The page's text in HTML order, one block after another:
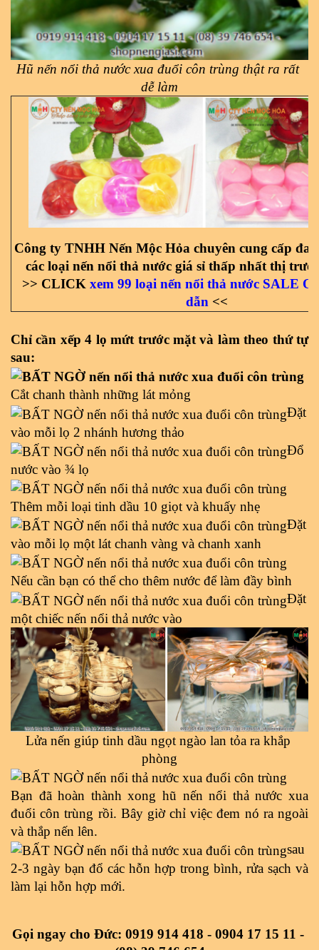
Hũ nến nổi thả nước xua đuổi côn trùng thật ra rất
dễ làm
Công ty TNHH Nến Mộc Hỏa chuyên cung cấp đa
các loại nến nổi thả nước giá sỉ thấp nhất thị
>> CLICK xem 99 loại nến nổi thả nước SALE
dẫn <<
Chỉ cần xếp 4 lọ mứt trước mặt và làm theo thứ tự
sau:
Cắt chanh thành những lát mỏng
Đặt
vào mỗi lọ 2 nhánh hương thảo
Đổ
nước vào ¾ lọ
Thêm mỗi loại tinh dầu 10 giọt và khuấy nhẹ
Đặt
vào mỗi lọ một lát chanh vàng và chanh xanh
Nếu cần bạn có thể cho thêm nước để làm đầy bình
Đặt
một chiếc nến nổi thả nước vào
Lửa nến giúp tinh dầu ngọt ngào lan tỏa ra khắp
phòng
Bạn đã hoàn thành xong hũ nến nổi thả nước xua
đuổi côn trùng rồi. Bây giờ chỉ việc đem nó ra ngoài
và thắp nến lên.
sau
2-3 ngày bạn đổ các hỗn hợp trong bình, rửa sạch và
làm lại hỗn hợp mới.
Gọi ngay cho Đức: 0919 914 418 - 0904 17 15 11 -